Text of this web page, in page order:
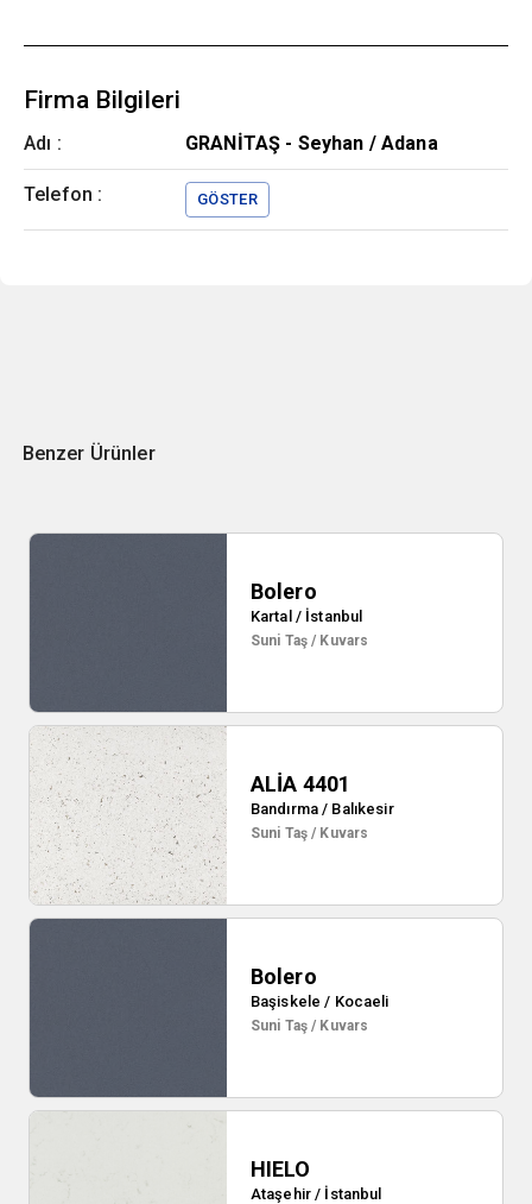
Firma Bilgileri
Adı : GRANİTAŞ - Seyhan / Adana
Telefon : GÖSTER
Benzer Ürünler
Bolero
Kartal / İstanbul
Suni Taş / Kuvars
ALİA 4401
Bandırma / Balıkesir
Suni Taş / Kuvars
Bolero
Başiskele / Kocaeli
Suni Taş / Kuvars
HIELO
Ataşehir / İstanbul